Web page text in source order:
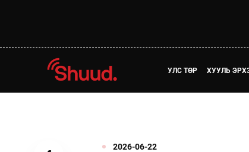
УЛС ТӨР ХУУЛЬ
2026-06-22